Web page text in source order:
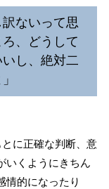
ないって思
、どうして
し、絶対二
に正確な判断、意
いくようにきちん
情的になったり